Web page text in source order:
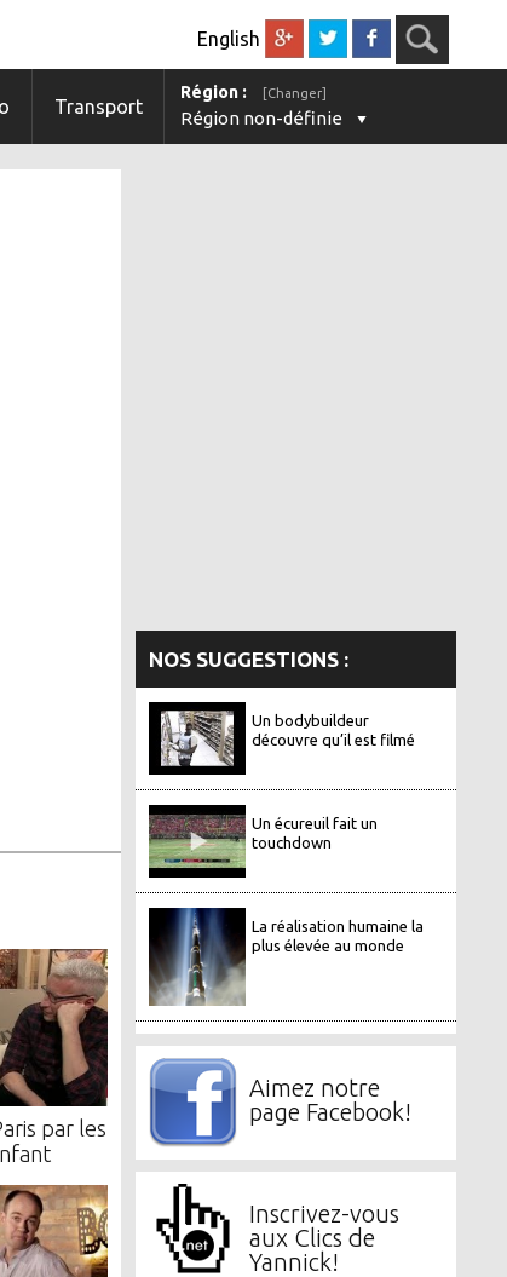
English
Transport
Région : [Changer]
Région non-définie
par les
NOS SUGGESTIONS :
Un bodybuildeur
découvre qu’il est filmé
Un écureuil fait un
touchdown
La réalisation humaine la
plus élevée au monde
Aimez notre
page Facebook!
Inscrivez-vous
aux Clics de
Yannick!